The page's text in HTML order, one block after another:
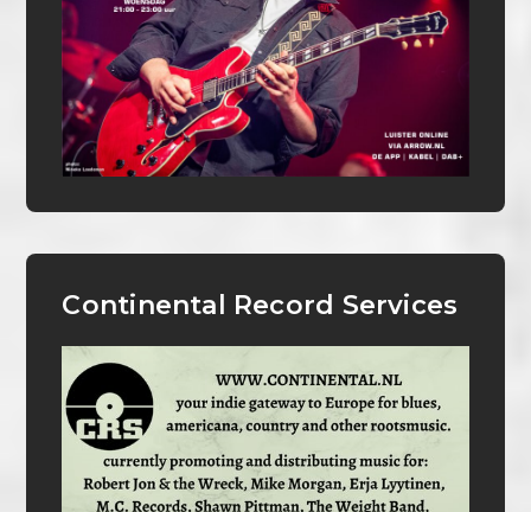
Continental Record Services